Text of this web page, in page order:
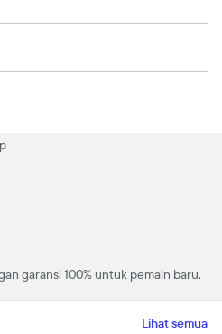
garansi 100% untuk pemain baru.
Lihat semua